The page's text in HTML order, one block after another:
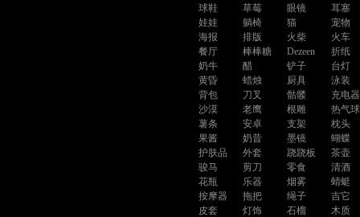
球鞋
草莓 眼镜
耳塞
娃娃
躺椅 猫
宠物
海报
排版 火柴
火车
餐厅
棒棒糖 Dezeen
折纸
奶牛
醋 铲子
台灯
黄昏
蜡烛 厨具
泳装
背包
刀叉 骷髅
充电器
沙漠
老鹰 根雕
热气球
薯条
安卓 支架
枕头
果酱
奶昔 墨镜
蝴蝶
护肤品
外套 跷跷板
茶壶
骏马
剪刀 零食
清酒
花瓶
乐器 烟雾
蜻蜓
按摩器
拖把 绳子
吉它
皮套
灯饰 石榴
木质